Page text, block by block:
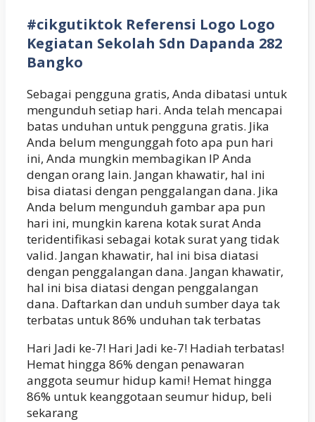
#cikgutiktok Referensi Logo Logo
Kegiatan Sekolah Sdn Dapanda 282
Bangko
Sebagai pengguna gratis, Anda dibatasi untuk
mengunduh setiap hari. Anda telah mencapai
batas unduhan untuk pengguna gratis. Jika
Anda belum mengunggah foto apa pun hari
ini, Anda mungkin membagikan IP Anda
dengan orang lain. Jangan khawatir, hal ini
bisa diatasi dengan penggalangan dana. Jika
Anda belum mengunduh gambar apa pun
hari ini, mungkin karena kotak surat Anda
teridentifikasi sebagai kotak surat yang tidak
valid. Jangan khawatir, hal ini bisa diatasi
dengan penggalangan dana. Jangan khawatir,
hal ini bisa diatasi dengan penggalangan
dana. Daftarkan dan unduh sumber daya tak
terbatas untuk 86% unduhan tak terbatas
Hari Jadi ke-7! Hari Jadi ke-7! Hadiah terbatas!
Hemat hingga 86% dengan penawaran
anggota seumur hidup kami! Hemat hingga
86% untuk keanggotaan seumur hidup, beli
sekarang